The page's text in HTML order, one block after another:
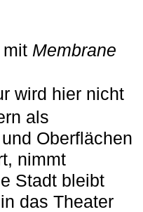
mit ­ Membrane
wird hier nicht
als
Oberflächen
nimmt
Stadt bleibt
das Theater